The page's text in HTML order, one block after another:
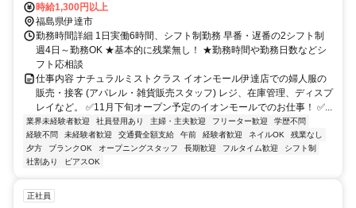
分
時給1,300円以上
福島県伊達市
勤務時間詳細 1日実働6時間、シフト制勤務 早番・遅番の2シフト制
週4日～勤務OK ★基本的に残業無し！ ★勤務時間や勤務日数などシ
フト応相談
仕事内容 ナチュラルミストクラス イオンモール伊達店での婦人服の
販売・接客 (アパレル・雑貨販売スタッフ) レジ、在庫管理、ディスプ
レイなど。 ✅11月下旬オープン予定のイオンモールでのお仕事！ ✅...
業界未経験者歓迎 社員登用あり 主婦・主夫歓迎 フリーター歓迎
学歴不問
経験不問
未経験者歓迎 交通費全額支給 午前 経験者歓迎 ネイルOK
残業なし
夕方
ブランクOK オープニングスタッフ 長期歓迎 フルタイム歓迎
シフト制
社割あり
ピアスOK
正社員